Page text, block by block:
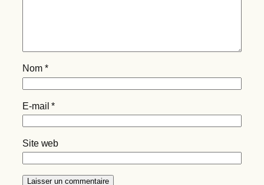
Nom *
E-mail*
Site web